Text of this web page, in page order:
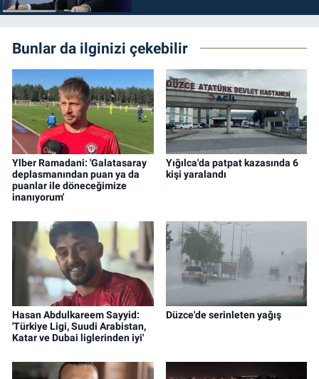
Bunlar da ilginizi çekebilir
Ylber Ramadani: 'Galatasaray
deplasmanından puan ya da
puanlar ile döneceğimize
inanıyorum'
Yığılca'da patpat kazasında 6
kişi yaralandı
Hasan Abdulkareem Sayyid:
'Türkiye Ligi, Suudi Arabistan,
Katar ve Dubai liglerinden iyi'
Düzce'de serinleten yağış